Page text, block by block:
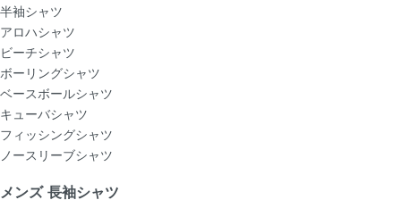
半袖シャツ
アロハシャツ
ビーチシャツ
ボーリングシャツ
ベースボールシャツ
キューバシャツ
フィッシングシャツ
ノースリーブシャツ
メンズ 長袖シャツ